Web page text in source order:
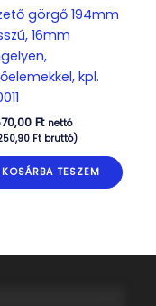
görgő 194mm
16mm
kpl.
Ft nettó
Ftbruttó)
KOSÁRBA TESZEM